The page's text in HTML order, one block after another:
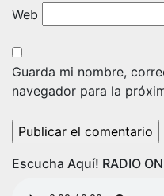
Web
Guarda mi nombre,
navegador para la
Escucha Aquí! RADIO